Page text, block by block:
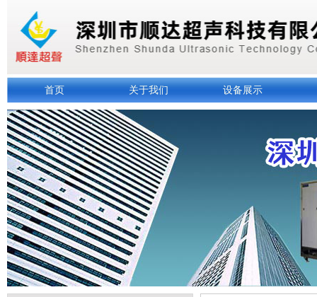
首页 关于我们 设备展示